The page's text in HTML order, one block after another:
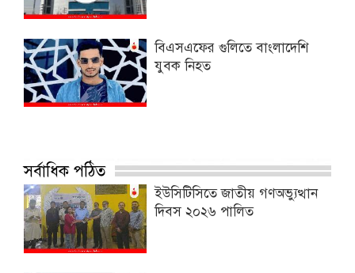
বিএসএফের গুলিতে বাংলাদেশি
যুবক নিহত
সর্বাধিক পঠিত
ইউসিটিসিতে জাতীয় গণঅভ্যুত্থান
দিবস ২০২৬ পালিত